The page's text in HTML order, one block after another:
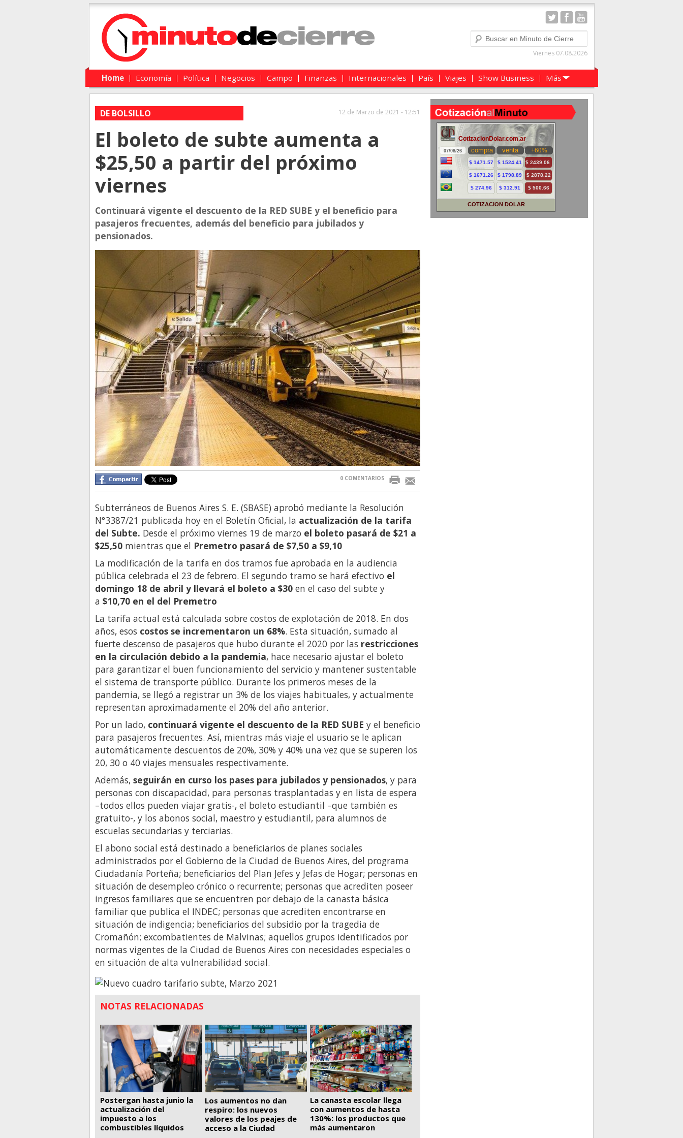
Viernes 07.08.2026
Buscar
Main menu
Skip to primary content
Skip to secondary content
Home Economía Política Negocios Campo Finanzas Internacionales País Viajes Show Business Más
DE BOLSILLO 12 de Marzo de 2021 - 12:51
El boleto de subte aumenta a
$25,50 a partir del próximo
viernes
Continuará vigente el descuento de la RED SUBE y el beneficio para
pasajeros frecuentes, además del beneficio para jubilados y
pensionados.
0 COMENTARIOS
Subterráneos de Buenos Aires S. E. (SBASE) aprobó mediante la Resolución
N°3387/21 publicada hoy en el Boletín Oficial, la actualización de la tarifa
del Subte. Desde el próximo viernes 19 de marzo el boleto pasará de $21 a
$25,50 mientras que el Premetro pasará de $7,50 a $9,10
La modificación de la tarifa en dos tramos fue aprobada en la audiencia
pública celebrada el 23 de febrero. El segundo tramo se hará efectivo el
domingo 18 de abril y llevará el boleto a $30 en el caso del subte y
a $10,70 en el del Premetro
La tarifa actual está calculada sobre costos de explotación de 2018. En dos
años, esos costos se incrementaron un 68%. Esta situación, sumado al
fuerte descenso de pasajeros que hubo durante el 2020 por las restricciones
en la circulación debido a la pandemia, hace necesario ajustar el boleto
para garantizar el buen funcionamiento del servicio y mantener sustentable
el sistema de transporte público. Durante los primeros meses de la
pandemia, se llegó a registrar un 3% de los viajes habituales, y actualmente
representan aproximadamente el 20% del año anterior.
Por un lado, continuará vigente el descuento de la RED SUBE y el beneficio
para pasajeros frecuentes. Así, mientras más viaje el usuario se le aplican
automáticamente descuentos de 20%, 30% y 40% una vez que se superen los
20, 30 o 40 viajes mensuales respectivamente.
Además, seguirán en curso los pases para jubilados y pensionados, y para
personas con discapacidad, para personas trasplantadas y en lista de espera
–todos ellos pueden viajar gratis-, el boleto estudiantil –que también es
gratuito-, y los abonos social, maestro y estudiantil, para alumnos de
escuelas secundarias y terciarias.
El abono social está destinado a beneficiarios de planes sociales
administrados por el Gobierno de la Ciudad de Buenos Aires, del programa
Ciudadanía Porteña; beneficiarios del Plan Jefes y Jefas de Hogar; personas en
situación de desempleo crónico o recurrente; personas que acrediten poseer
ingresos familiares que se encuentren por debajo de la canasta básica
familiar que publica el INDEC; personas que acrediten encontrarse en
situación de indigencia; beneficiarios del subsidio por la tragedia de
Cromañón; excombatientes de Malvinas; aquellos grupos identificados por
normas vigentes de la Ciudad de Buenos Aires con necesidades especiales o
en situación de alta vulnerabilidad social.
NOTAS RELACIONADAS
Postergan hasta junio la
actualización del
impuesto a los
combustibles líquidos
Los aumentos no dan
respiro: los nuevos
valores de los peajes de
acceso a la Ciudad
La canasta escolar llega
con aumentos de hasta
130%: los productos que
más aumentaron
COTIZACION DOLAR